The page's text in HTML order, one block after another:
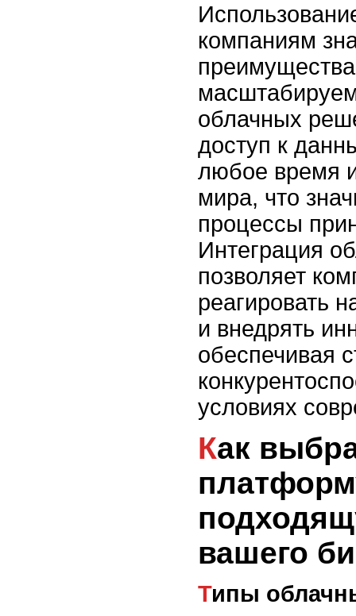
компаниям
облачных
доступ к
любое время
мира, что
процессы
Интеграция
позволяет
реагировать
и внедрять
обеспечивая
условиях
Как выбрать облачную
вашего
Типы